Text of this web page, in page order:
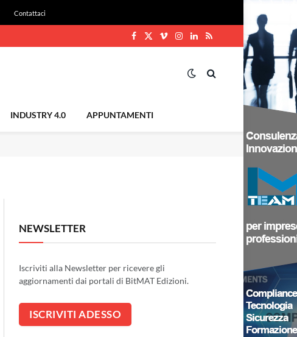
Contattaci
Facebook
X
VimeoInstagram
LinkedIn
RSS
INDUSTRY 4.0 APPUNTAMENTI
NEWSLETTER
Iscriviti alla Newsletter per ricevere gli
aggiornamenti dai portali di BitMAT Edizioni.